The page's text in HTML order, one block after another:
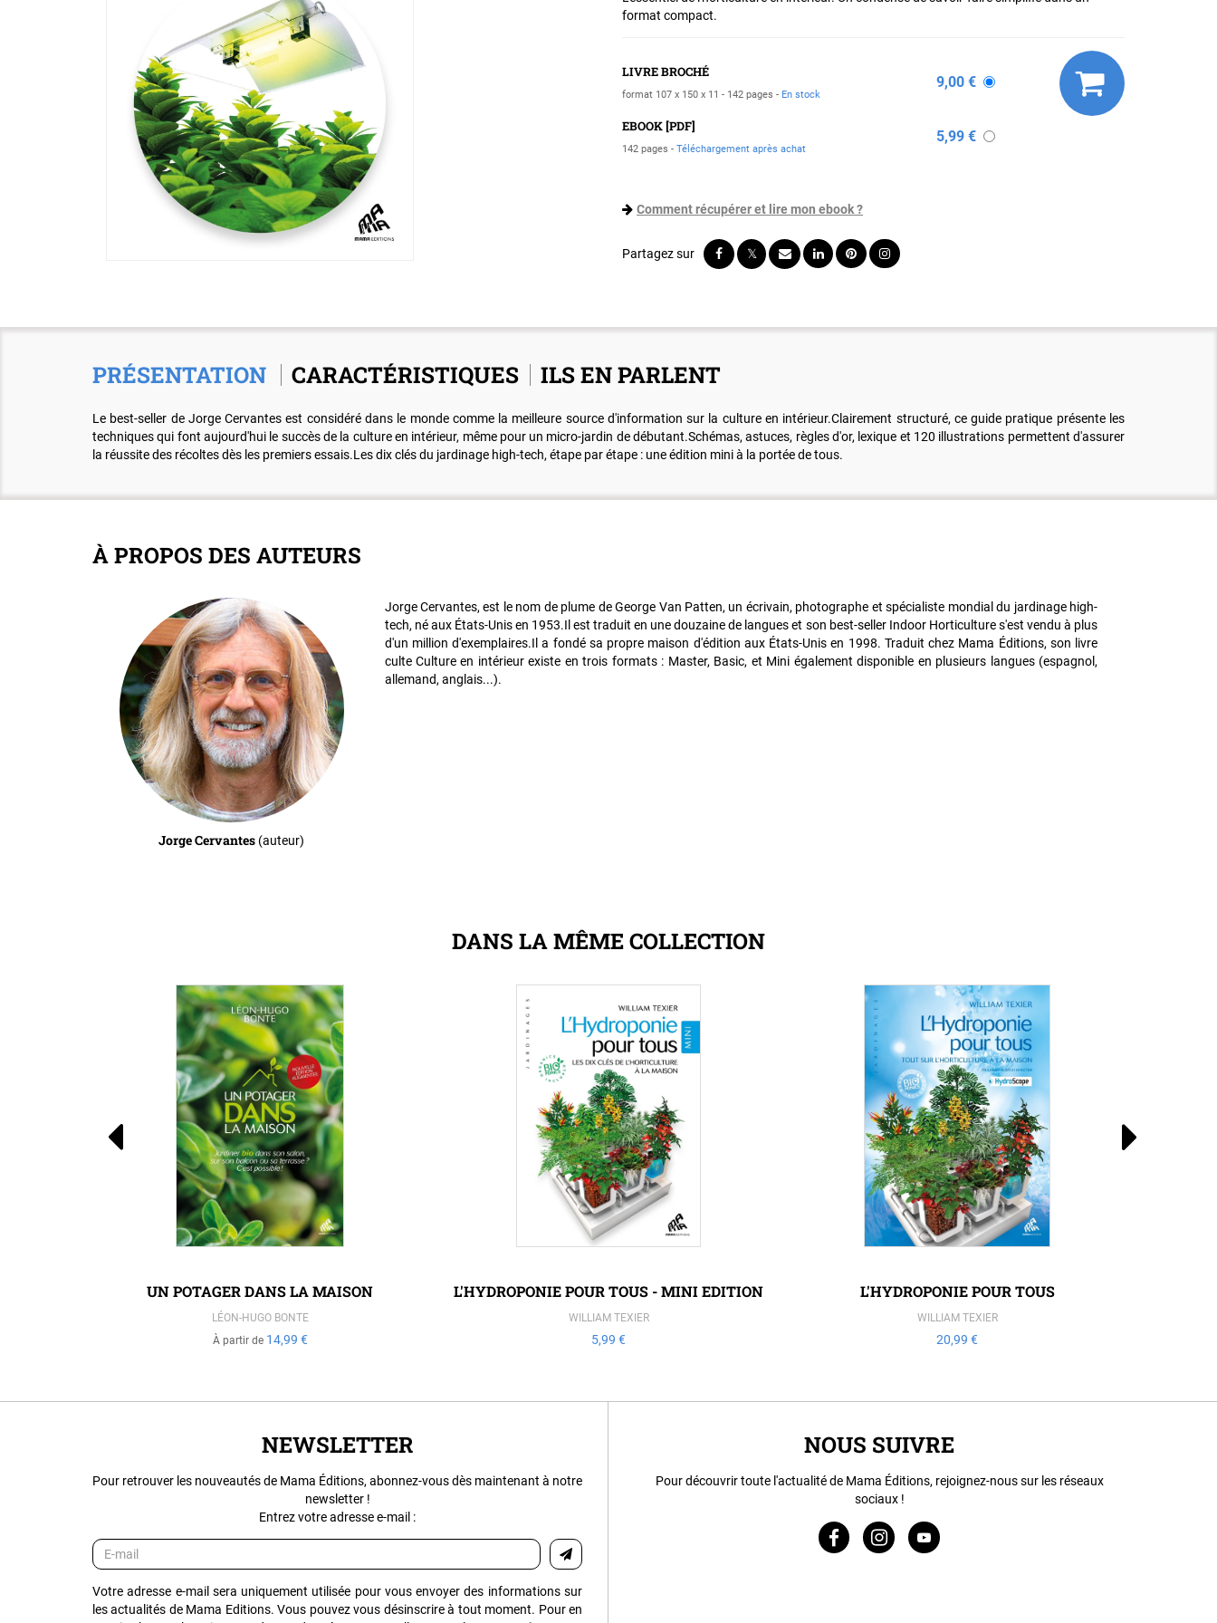
format compact.
LIVRE BROCHÉ
format 107 x 150 x 11 142 pages En stock
9,00 €
EBOOK [PDF]
142 pages Téléchargement après achat
5,99 €
Comment récupérer et lire mon ebook ?
PRÉSENTATION CARACTÉRISTIQUES ILS EN PARLENT
Le best-seller de Jorge Cervantes est considéré dans le monde comme la meilleure source d'information sur la culture en intérieur.Clairement structuré, ce guide pratique présente les
techniques qui font aujourd'hui le succès de la culture en intérieur, même pour un micro-jardin de débutant.Schémas, astuces, règles d'or, lexique et 120 illustrations permettent d'assurer
la réussite des récoltes dès les premiers essais.Les dix clés du jardinage high-tech, étape par étape : une édition mini à la portée de tous.
À PROPOS DES AUTEURS
Jorge Cervantes (auteur)
Jorge Cervantes, est le nom de plume de George Van Patten, un écrivain, photographe et spécialiste mondial du jardinage high-
tech, né aux États-Unis en 1953.Il est traduit en une douzaine de langues et son best-seller Indoor Horticulture s'est vendu à plus
d'un million d'exemplaires.Il a fondé sa propre maison d'édition aux États-Unis en 1998. Traduit chez Mama Éditions, son livre
culte Culture en intérieur existe en trois formats : Master, Basic, et Mini également disponible en plusieurs langues (espagnol,
allemand, anglais...).
DANS LA MÊME COLLECTION
UN POTAGER DANS LA MAISON
LÉON-HUGO BONTE
À partir de 14,99 €
L'HYDROPONIE POUR TOUS - MINI EDITION
WILLIAM TEXIER
5,99 €
L'HYDROPONIE POUR TOUS
WILLIAM TEXIER
20,99 €
NEWSLETTER
Pour retrouver les nouveautés de Mama Éditions, abonnez-vous dès maintenant à notre
newsletter !
Entrez votre adresse e-mail :
Votre adresse e-mail sera uniquement utilisée pour vous envoyer des informations sur
les actualités de Mama Editions. Vous pouvez vous désinscrire à tout moment. Pour en
NOUS SUIVRE
Pour découvrir toute l'actualité de Mama Éditions, rejoignez-nous sur les réseaux
sociaux !